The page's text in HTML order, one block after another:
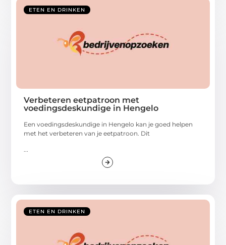
ETEN EN DRINKEN
Verbeteren eetpatroon met
voedingsdeskundige in Hengelo
Een voedingsdeskundige in Hengelo kan je goed helpen
met het verbeteren van je eetpatroon. Dit
...
ETEN EN DRINKEN